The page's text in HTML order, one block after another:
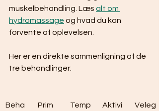
muskelbehandling. Læs alt om
hydromassage og hvad du kan
forvente af oplevelsen.
Her er en direkte sammenligning af de
tre behandlinger:
Beha
Prim
Temp
Aktivi
Veleg